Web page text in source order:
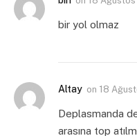
bir yol olmaz
Altay on 18
Deplasmanda
arasına top